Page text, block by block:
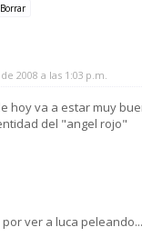
Borrar
2008 a las 1:03 p.m.
hoy va a estar muy
del "angel rojo"
ver a luca